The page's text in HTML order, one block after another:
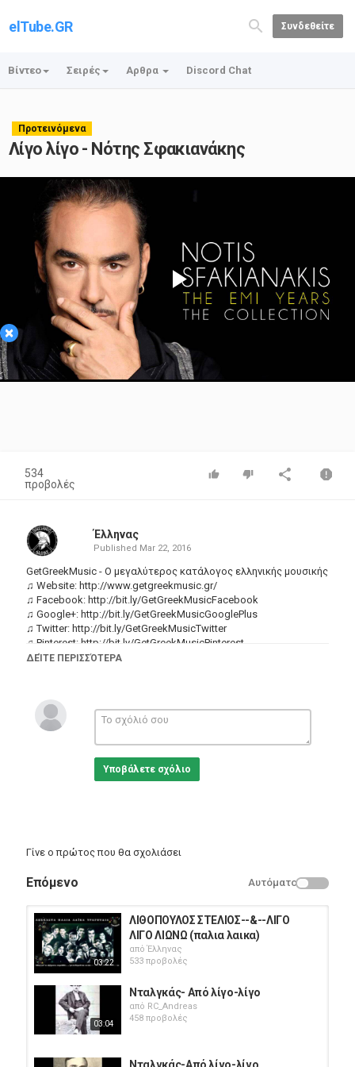
elTube.GR Συνδεθείτε
Βίντεο Σειρές Αρθρα Discord Chat
Προτεινόμενα
Λίγο λίγο - Νότης Σφακιανάκης
×
Play
Video
534
προβολές
Έλληνας
Published Mar 22, 2016
GetGreekMusic - Ο μεγαλύτερος κατάλογος ελληνικής μουσικής
♫ Website: http://www.getgreekmusic.gr/
♫ Facebook: http://bit.ly/GetGreekMusicFacebook
♫ Google+: http://bit.ly/GetGreekMusicGooglePlus
♫ Twitter: http://bit.ly/GetGreekMusicTwitter
♫ Pinterest: http://bit.ly/GetGreekMusicPinterest
♫ Tumblr:http://bit.ly/GetGreekMusicTumblr
Νότης Σφακιανάκης - Λίγο λίγο
Δίσκος: Νότης Σφακιανάκης - The EMI Years, The Collection (EMI
ΔΕΊΤΕ ΠΕΡΙΣΣΌΤΕΡΑ
Υποβάλετε σχόλιο
Γίνε ο πρώτος που θα σχολιάσει
Επόμενο Αυτόματο
03:22
ΛΙΘΟΠΟΥΛΟΣ ΣΤΕΛΙΟΣ--&--ΛΙΓΟ
ΛΙΓΟ ΛΙΩΝΩ (παλια λαικα)
απόΈλληνας
533 προβολές
03:04
Νταλγκάς- Από λίγο-λίγο
από RC_Andreas
458 προβολές
Νταλγκάς-Από λίγο-λίγο